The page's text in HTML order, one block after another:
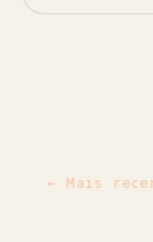
← Mais